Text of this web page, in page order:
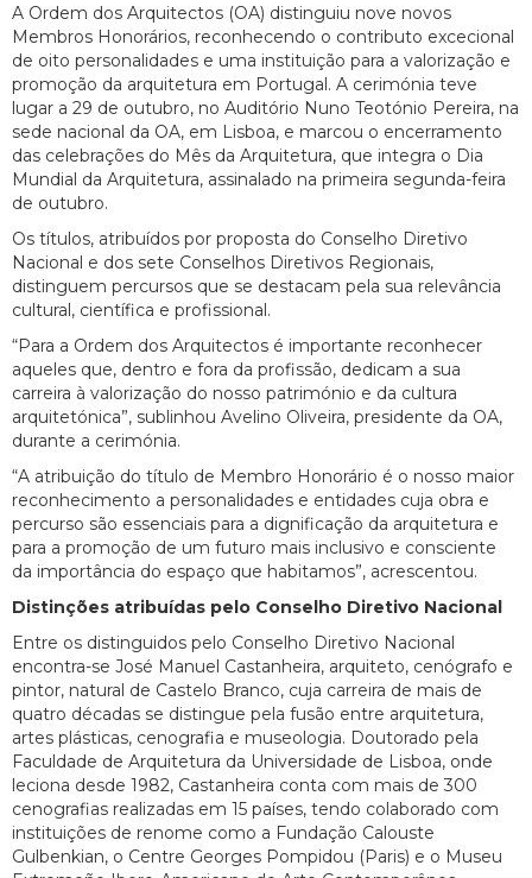
A Ordem dos Arquitectos (OA) distinguiu nove novos
Membros Honorários, reconhecendo o contributo excecional
de oito personalidades e uma instituição para a valorização e
promoção da arquitetura em Portugal. A cerimónia teve
lugar a 29 de outubro, no Auditório Nuno Teotónio Pereira, na
sede nacional da OA, em Lisboa, e marcou o encerramento
das celebrações do Mês da Arquitetura, que integra o Dia
Mundial da Arquitetura, assinalado na primeira segunda-feira
de outubro.
Os títulos, atribuídos por proposta do Conselho Diretivo
Nacional e dos sete Conselhos Diretivos Regionais,
distinguem percursos que se destacam pela sua relevância
cultural, científica e profissional.
“Para a Ordem dos Arquitectos é importante reconhecer
aqueles que, dentro e fora da profissão, dedicam a sua
carreira à valorização do nosso património e da cultura
arquitetónica”, sublinhou Avelino Oliveira, presidente da OA,
durante a cerimónia.
“A atribuição do título de Membro Honorário é o nosso maior
reconhecimento a personalidades e entidades cuja obra e
percurso são essenciais para a dignificação da arquitetura e
para a promoção de um futuro mais inclusivo e consciente
da importância do espaço que habitamos”, acrescentou.
Distinções atribuídas pelo Conselho Diretivo Nacional
Entre os distinguidos pelo Conselho Diretivo Nacional
encontra-se José Manuel Castanheira, arquiteto, cenógrafo e
pintor, natural de Castelo Branco, cuja carreira de mais de
quatro décadas se distingue pela fusão entre arquitetura,
artes plásticas, cenografia e museologia. Doutorado pela
Faculdade de Arquitetura da Universidade de Lisboa, onde
leciona desde 1982, Castanheira conta com mais de 300
cenografias realizadas em 15 países, tendo colaborado com
instituições de renome como a Fundação Calouste
Gulbenkian, o Centre Georges Pompidou (Paris) e o Museu